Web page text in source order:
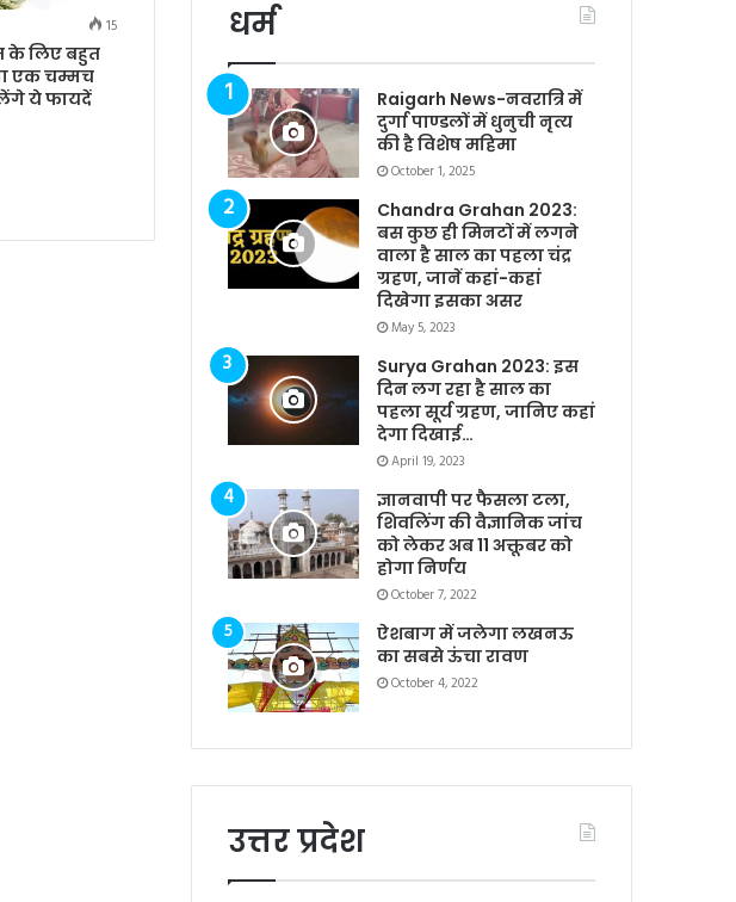
15
के लिए बहुत
एक चम्मच
ये फायदें
धर्म
Raigarh News-नवरात्रि में
दुर्गा पाण्डलों में धुनुची नृत्य
की है विशेष महिमा
October 1, 2025
Chandra Grahan 2023:
बस कुछ ही मिनटों में लगने
वाला है साल का पहला चंद्र
ग्रहण, जानें कहां-कहां
दिखेगा इसका असर
May 5, 2023
Surya Grahan 2023: इस
दिन लग रहा है साल का
पहला सूर्य ग्रहण, जानिए कहां
देगा दिखाई…
April 19, 2023
ज्ञानवापी पर फैसला टला,
शिवलिंग की वैज्ञानिक जांच
को लेकर अब 11 अक्तूबर को
होगा निर्णय
October 7, 2022
ऐशबाग में जलेगा लखनऊ
का सबसे ऊंचा रावण
October 4, 2022
उत्तर प्रदेश